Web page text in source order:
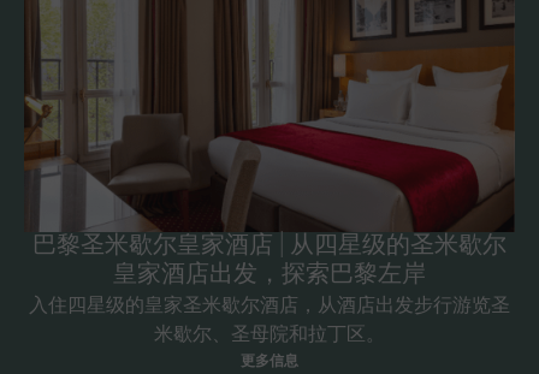
巴黎圣米歇尔皇家酒店 | 从四星级的圣米歇尔
皇家酒店出发，探索巴黎左岸
入住四星级的皇家圣米歇尔酒店，从酒店出发步行游览圣
米歇尔、圣母院和拉丁区。
更多信息